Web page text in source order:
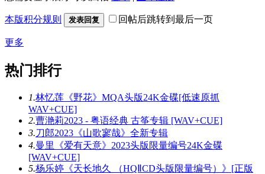
本版积分规则 发表回复 回帖后跳转到最后一页
更多
热门排行
1.林忆莲《野花》MQA头版24K金碟[低速原抓
WAV+CUE]
2.曹滟莉2023 - 粤语经典 古筝专辑 [WAV+CUE]
3.刀郎2023《山歌寥哉》全新专辑
4.曼里《爱有天意》2023头版限量编号24K金碟
[WAV+CUE]
5.杨乐婷《天长地久 （HQⅡCD头版限量编号）》[正版